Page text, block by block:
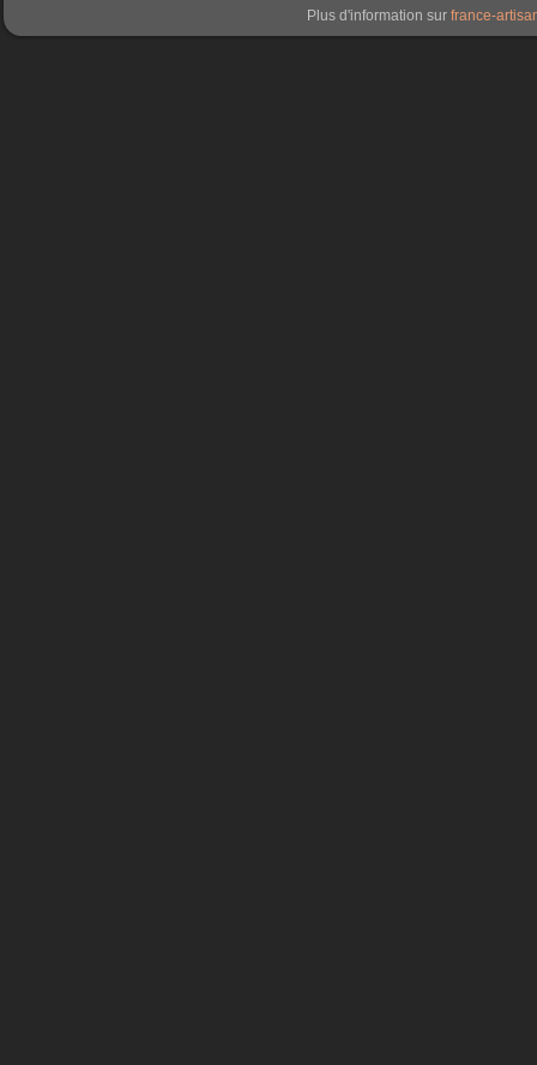
Plus d'information sur france-